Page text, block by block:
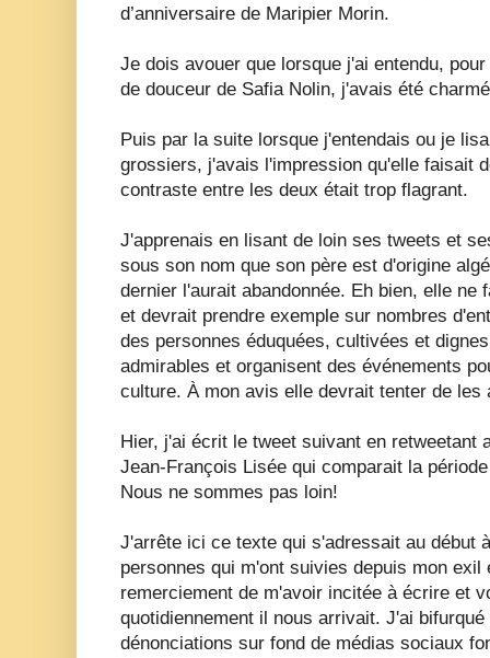
d’anniversaire de Maripier Morin.
Je dois avouer que lorsque j'ai entendu,
de douceur de Safia Nolin, j'avais été
Puis par la suite lorsque j'entendais ou je
grossiers, j'avais l'impression qu'elle faisait
contraste entre les deux était trop flagrant.
J'apprenais en lisant de loin ses tweets et
sous son nom que son père est d'origine
dernier l'aurait abandonnée. Eh bien, elle ne
et devrait prendre exemple sur nombres
des personnes éduquées, cultivées et
admirables et organisent des événements
culture. À mon avis elle devrait tenter de les
Hier, j'ai écrit le tweet suivant en retweetant
Jean-François Lisée qui comparait la
Nous ne sommes pas loin!
J'arrête ici ce texte qui s'adressait au début
personnes qui m'ont suivies depuis mon exil
remerciement de m'avoir incitée à écrire et
quotidiennement il nous arrivait. J'ai
dénonciations sur fond de médias sociaux